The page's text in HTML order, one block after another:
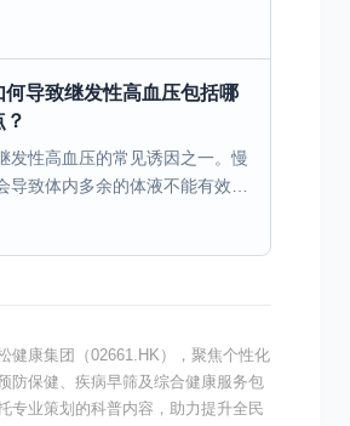
如偶发性头痛或头晕，但这些看
何导致继发性高血压包括哪
发性高血压的常见诱因之一。慢
导致体内多余的体液不能有效排
潴留，从而使血容量增加，进一
健康集团（02661.HK），聚焦个性化
防保健、疾病早筛及综合健康服务包
专业策划的科普内容，助力提升全民